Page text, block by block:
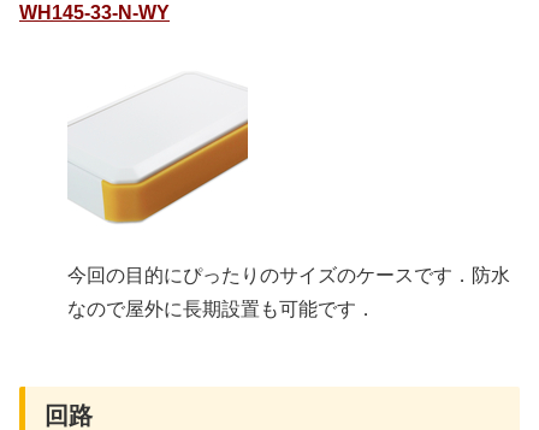
WH145-33-N-WY
今回の目的にぴったりのサイズのケースです．防水
なので屋外に長期設置も可能です．
回路